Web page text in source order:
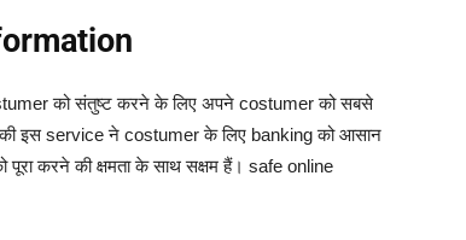
को संतुष्ट करने के लिए अपने costumer को सबसे
इस service ने costumer के लिए banking को आसान
पूरा करने की क्षमता के साथ सक्षम हैं। safe online